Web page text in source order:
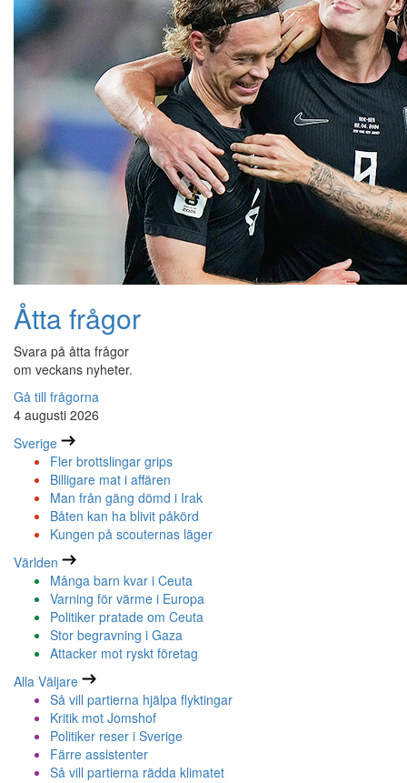
Åtta frågor
Svara på åtta frågor
om veckans nyheter.
Gå till frågorna
4 augusti 2026
Sverige
Fler brottslingar grips
Billigare mat i affären
Man från gäng dömd i Irak
Båten kan ha blivit påkörd
Kungen på scouternas läger
Världen
Många barn kvar i Ceuta
Varning för värme i Europa
Politiker pratade om Ceuta
Stor begravning i Gaza
Attacker mot ryskt företag
Alla Väljare
Så vill partierna hjälpa flyktingar
Kritik mot Jomshof
Politiker reser i Sverige
Färre assistenter
Så vill partierna rädda klimatet